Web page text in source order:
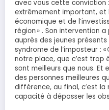
avec vous cette conviction
extrêmement important, et
économique et de
région » . Son intervention
auprès des jeunes présents
syndrome de l’imposteur :
notre place, que c’est trop
sont meilleurs que nous.
des personnes meilleures
différence, au final, c’est
capacité à dépasser les